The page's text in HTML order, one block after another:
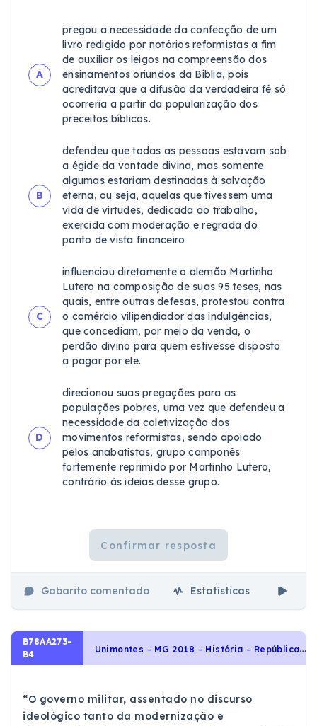
A
pregou a necessidade da confecção de um
livro redigido por notórios reformistas a fim
de auxiliar os leigos na compreensão dos
ensinamentos oriundos da Bíblia, pois
acreditava que a difusão da verdadeira fé só
ocorreria a partir da popularização dos
preceitos bíblicos.
B
defendeu que todas as pessoas estavam sob
a égide da vontade divina, mas somente
algumas estariam destinadas à salvação
eterna, ou seja, aquelas que tivessem uma
vida de virtudes, dedicada ao trabalho,
exercida com moderação e regrada do
ponto de vista financeiro
C
influenciou diretamente o alemão Martinho
Lutero na composição de suas 95 teses, nas
quais, entre outras defesas, protestou contra
o comércio vilipendiador das indulgências,
que concediam, por meio da venda, o
perdão divino para quem estivesse disposto
a pagar por ele.
D
direcionou suas pregações para as
populações pobres, uma vez que defendeu a
necessidade da coletivização dos
movimentos reformistas, sendo apoiado
pelos anabatistas, grupo camponês
fortemente reprimido por Martinho Lutero,
contrário às ideias desse grupo.
Confirmar resposta
Gabarito comentado Estatísticas
B78AA273-
B4
U
nimontes - MG 2018 - História - República Autoritária : 1964- 1984, História do Brasil
“O governo militar, assentado no discurso
ideológico tanto da modernização e